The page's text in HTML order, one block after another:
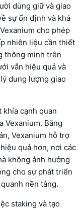
dùng giữ và giao
sự ổn định và khả
cho phép
nhiên liệu cần thiết
thông minh trên
vẫn hiệu quả và
dung lượng giao
khía cạnh quan
Vexanium. Bằng
Vexanium hỗ trợ
quả hơn, nơi các
không ảnh hưởng
cho sự phát triển
nền tảng.
staking và tạo